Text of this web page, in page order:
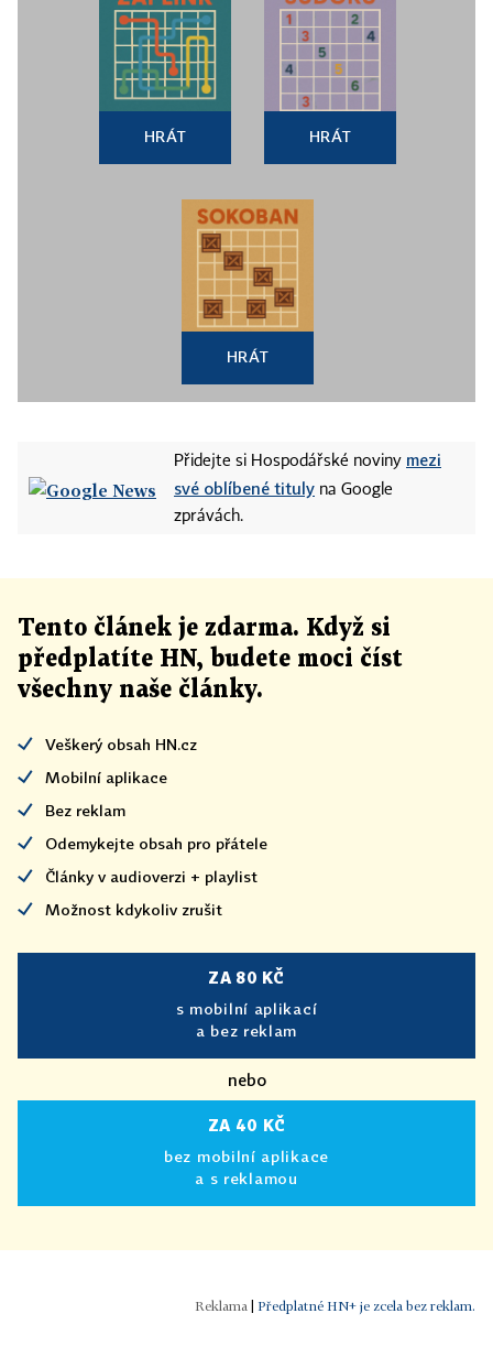
HRÁT HRÁT
HRÁT
Přidejte si Hospodářské noviny mezi
své oblíbené tituly na Google
zprávách.
Tento článek je zdarma. Když si
předplatíte HN, budete moci číst
všechny naše články.
Veškerý obsah HN.cz
Mobilní aplikace
Bez reklam
Odemykejte obsah pro přátele
Články v audioverzi + playlist
Možnost kdykoliv zrušit
ZA 80 KČ
s mobilní aplikací
a bez reklam
nebo
ZA 40 KČ
bez mobilní aplikace
a s reklamou
Předplatné HN+ je zcela bez reklam.